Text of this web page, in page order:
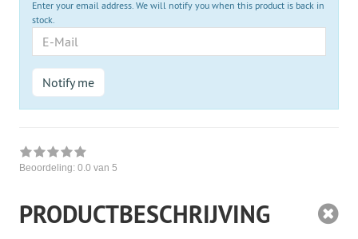
Enter your email address. We will notify you when this product is back in
stock.
Mail
Notify me
Beoordeling: 0.0 van 5
PRODUCTBESCHRIJVING